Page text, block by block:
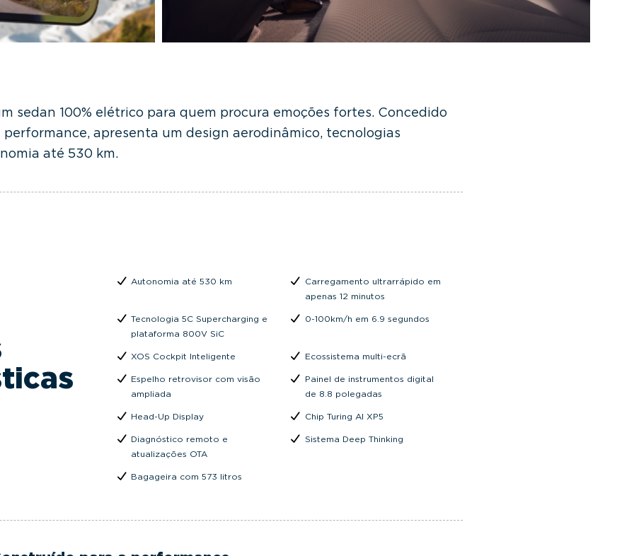
sedan 100% elétrico para quem procura emoções fortes. Concedido
apresenta um design aerodinâmico, tecnologias
até 530 km.
Autonomia até 530 km
Carregamento ultrarrápido em
apenas 12 minutos
Tecnologia 5C Supercharging e
plataforma 800V SiC
0-100km/h em 6.9 segundos
XOS Cockpit Inteligente Ecossistema multi-ecrã
Espelho retrovisor com visão
ampliada
Painel de instrumentos digital
de 8.8 polegadas
Head-Up Display Chip Turing AI XP5
Diagnóstico remoto e
atualizações OTA
Sistema Deep Thinking
Bagageira com 573 litros